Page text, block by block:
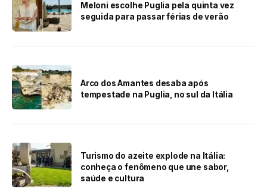
Meloni escolhe Puglia pela quinta vez
seguida para passar férias de verão
Arco dos Amantes desaba após
tempestade na Puglia, no sul da Itália
Turismo do azeite explode na Itália:
conheça o fenômeno que une sabor,
saúde e cultura